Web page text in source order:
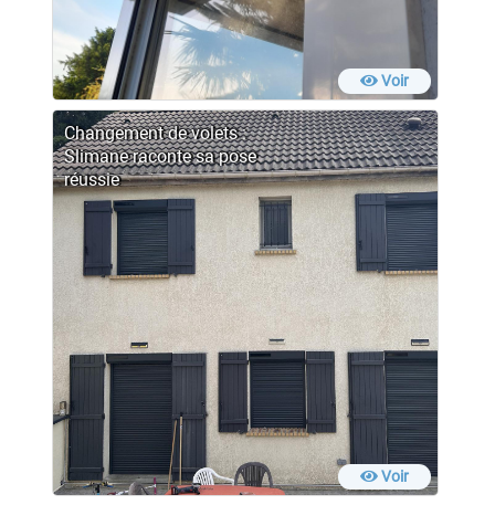
Voir
Changement de volets :
Slimane raconte sa pose
réussie
Voir